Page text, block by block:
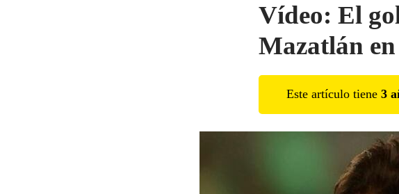
Vídeo: El
Mazatlán
Este artículo tiene 3